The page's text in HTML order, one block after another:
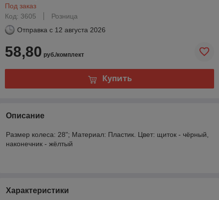
Под заказ
Код: 3605
Розница
Отправка с 12 августа 2026
58,80 руб./комплект
Купить
Описание
Размер колеса: 28"; Материал: Пластик. Цвет: щиток - чёрный,
наконечник - жёлтый
Характеристики